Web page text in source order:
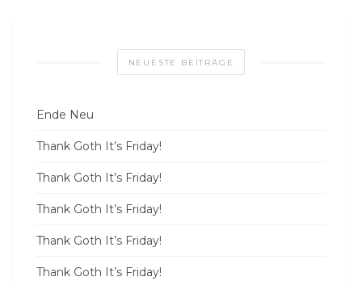
NEUESTE BEITRÄGE
Ende Neu
Thank Goth It’s Friday!
Thank Goth It’s Friday!
Thank Goth It’s Friday!
Thank Goth It’s Friday!
Thank Goth It’s Friday!